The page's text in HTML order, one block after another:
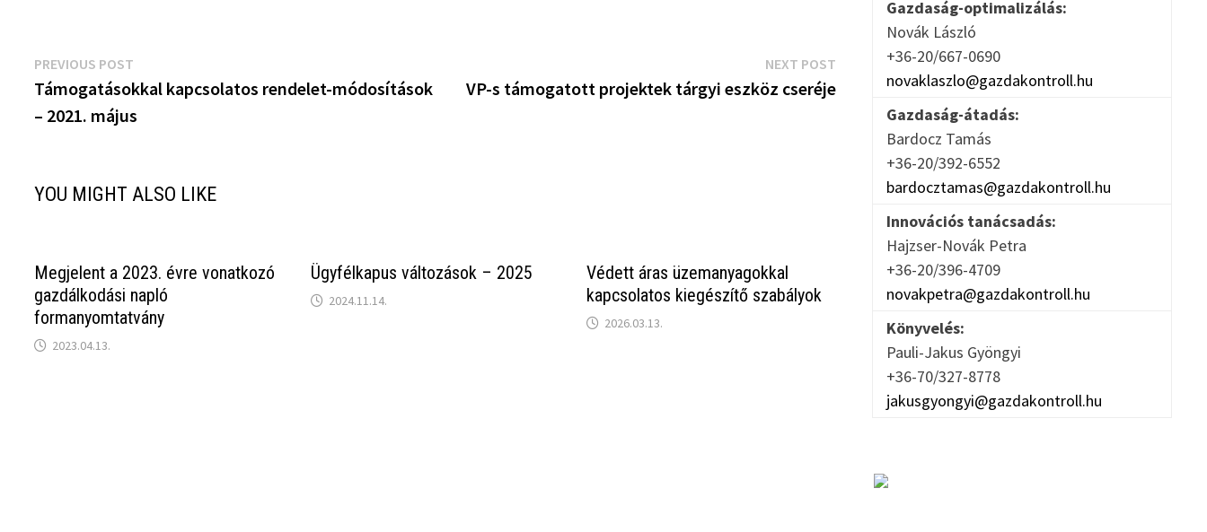
Bejegyzés
navigáció
PREVIOUS POST
post:
Támogatásokkal kapcsolatos rendelet-módosítások
– 2021. május
NEXT POSTNext
post:
VP-s támogatott projektek tárgyi eszköz cseréje
YOU MIGHT ALSO LIKE
Megjelent a 2023. évre vonatkozó
gazdálkodási napló
formanyomtatvány
2023.04.13.
Ügyfélkapus változások – 2025
2024.11.14.
Védett áras üzemanyagokkal
kapcsolatos kiegészítő szabályok
2026.03.13.
Gazdaság-optimalizálás:
Novák László
+36-20/667-0690
novaklaszlo@gazdakontroll.hu
Gazdaság-átadás:
Bardocz Tamás
+36-20/392-6552
bardocztamas@gazdakontroll.hu
Innovációs tanácsadás:
Hajzser-Novák Petra
+36-20/396-4709
novakpetra@gazdakontroll.hu
Könyvelés:
Pauli-Jakus Gyöngyi
+36-70/327-8778
jakusgyongyi@gazdakontroll.hu